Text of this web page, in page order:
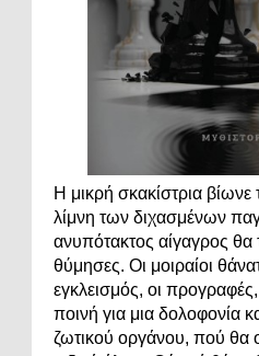
Η μικρή σκακίστρια
λίμνη των διχασμένων
ανυπότακτος αίγαγρος θα
θύμησες. Οι μοιραίοι
εγκλεισμός, οι
ποινή για μια δολοφονία
ζωτικού οργάνου, πού θα